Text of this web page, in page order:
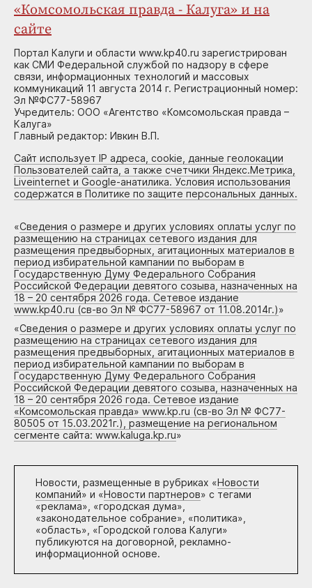
«Комсомольская правда - Калуга» и на
сайте
Портал Калуги и области www.kp40.ru зарегистрирован
как СМИ Федеральной службой по надзору в сфере
связи, информационных технологий и массовых
коммуникаций 11 августа 2014 г. Регистрационный номер:
Эл №ФС77-58967
Учредитель: ООО «Агентство «Комсомольская правда –
Калуга»
Главный редактор: Ивкин В.П.
Сайт использует IP адреса, cookie, данные геолокации
Пользователей сайта, а также счетчики Яндекс.Метрика,
Liveinternet и Google-анатилика. Условия использования
содержатся в Политике по защите персональных данных.
«Сведения о размере и других условиях оплаты услуг по
размещению на страницах сетевого издания для
размещения предвыборных, агитационных материалов в
период избирательной кампании по выборам в
Государственную Думу Федерального Собрания
Российской Федерации девятого созыва, назначенных на
18 – 20 сентября 2026 года. Сетевое издание
www.kp40.ru (св-во Эл № ФС77-58967 от 11.08.2014г.)»
«Сведения о размере и других условиях оплаты услуг по
размещению на страницах сетевого издания для
размещения предвыборных, агитационных материалов в
период избирательной кампании по выборам в
Государственную Думу Федерального Собрания
Российской Федерации девятого созыва, назначенных на
18 – 20 сентября 2026 года. Сетевое издание
«Комсомольская правда» www.kp.ru (св-во Эл № ФС77-
80505 от 15.03.2021г.), размещение на региональном
сегменте сайта: www.kaluga.kp.ru»
Новости, размещенные в рубриках «Новости
компаний» и «Новости партнеров» с тегами
«реклама», «городская дума»,
«законодательное собрание», «политика»,
«область», «Городской голова Калуги»
публикуются на договорной, рекламно-
информационной основе.